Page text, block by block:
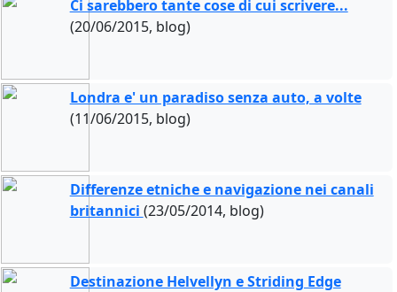
Ci sarebbero tante cose di cui scrivere...
(20/06/2015, blog)
Londra e' un paradiso senza auto, a volte
(11/06/2015, blog)
Differenze etniche e navigazione nei canali
britannici (23/05/2014, blog)
Destinazione Helvellyn e Striding Edge